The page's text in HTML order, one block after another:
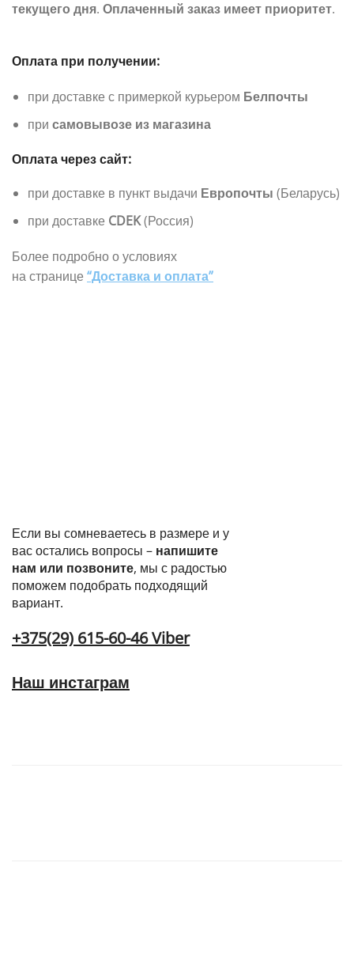
текущего дня. Оплаченный заказ имеет приоритет.
Оплата при получении:
при доставке с примеркой курьером Белпочты
при самовывозе из магазина
Оплата через сайт:
при доставке в пункт выдачи Европочты (Беларусь)
при доставке CDEK(Россия)
Более подробно о условиях
на странице “Доставка и оплата”
Если вы сомневаетесь в размере и у
вас остались вопросы – напишите
нам или позвоните, мы с радостью
поможем подобрать подходящий
вариант.
+375(29) 615-60-46 Viber
Наш инстаграм